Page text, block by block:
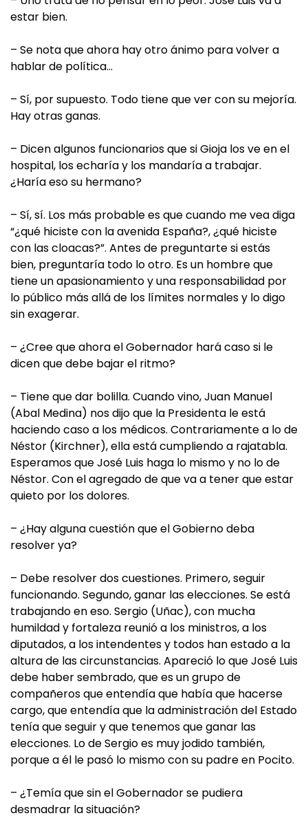
estar bien.
– Se nota que ahora hay otro ánimo para volver a
hablar de política…
– Sí, por supuesto. Todo tiene que ver con su mejoría.
Hay otras ganas.
– Dicen algunos funcionarios que si Gioja los ve en el
hospital, los echaría y los mandaría a trabajar.
¿Haría eso su hermano?
– Sí, sí. Los más probable es que cuando me vea diga
“¿qué hiciste con la avenida España?, ¿qué hiciste
con las cloacas?”. Antes de preguntarte si estás
bien, preguntaría todo lo otro. Es un hombre que
tiene un apasionamiento y una responsabilidad por
lo público más allá de los límites normales y lo digo
sin exagerar.
– ¿Cree que ahora el Gobernador hará caso si le
dicen que debe bajar el ritmo?
– Tiene que dar bolilla. Cuando vino, Juan Manuel
(Abal Medina) nos dijo que la Presidenta le está
haciendo caso a los médicos. Contrariamente a lo de
Néstor (Kirchner), ella está cumpliendo a rajatabla.
Esperamos que José Luis haga lo mismo y no lo de
Néstor. Con el agregado de que va a tener que estar
quieto por los dolores.
– ¿Hay alguna cuestión que el Gobierno deba
resolver ya?
– Debe resolver dos cuestiones. Primero, seguir
funcionando. Segundo, ganar las elecciones. Se está
trabajando en eso. Sergio (Uñac), con mucha
humildad y fortaleza reunió a los ministros, a los
diputados, a los intendentes y todos han estado a la
altura de las circunstancias. Apareció lo que José Luis
debe haber sembrado, que es un grupo de
compañeros que entendía que había que hacerse
cargo, que entendía que la administración del Estado
tenía que seguir y que tenemos que ganar las
elecciones. Lo de Sergio es muy jodido también,
porque a él le pasó lo mismo con su padre en Pocito.
– ¿Temía que sin el Gobernador se pudiera
desmadrar la situación?